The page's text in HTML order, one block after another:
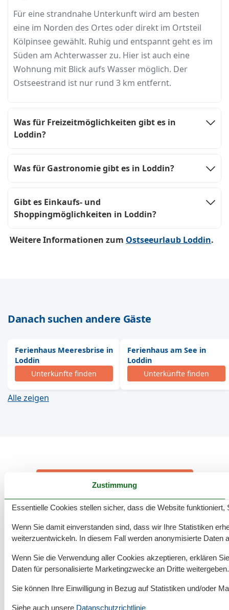
Für eine strandnahe Unterkunft wird am besten
eine im Norden des Ortes oder direkt im Ortsteil
Kölpinsee gewählt. Ruhig und entspannt geht es im
Süden am Achterwasser zu. Hier ist auch eine
Wohnung mit Blick aufs Wasser möglich. Der
Ostseestrand ist nur rund 3 km entfernt.
Was für Freizeitmöglichkeiten gibt es in
Loddin?
Was für Gastronomie gibt es in Loddin?
Gibt es Einkaufs- und
Shoppingmöglichkeiten in Loddin?
Weitere Informationen zum Ostseeurlaub Loddin.
Danach suchen andere Gäste
Ferienhaus Meeresbrise in
Loddin
Unterkünfte finden
Ferienhaus am See in
Loddin
Unterkünfte finden
Alle zeigen
Rund um deinen Urlaub an der Ostsee
Unterkünfte nach Region ▾
Zustimmung
Essentielle Cookies stellen sicher, dass die Website
Wenn Sie damit einverstanden sind, dass wir Ihre Statistiken
weiterzuentwickeln. In diesem Fall werden anonymisierte Daten
Wenn Sie die Verwendung aller Cookies akzeptieren, erklären
Daten für personalisierte Marketingzwecke an Dritte weitergeben.
Sie können Ihre Einwilligung in Bezug auf Statistiken und/oder
Siehe auch unsere Datanschutzrichtlinie